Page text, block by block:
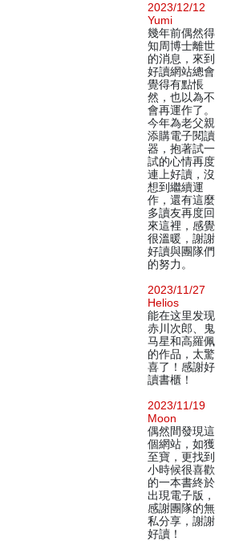
2023/12/12
Yumi
幾年前偶然得
知周博士離世
的消息，來到
好讀網站總會
覺得有點悵
然，也以為不
會再運作了。
今年為老父親
添購電子閱讀
器，抱著試一
試的心情再度
連上好讀，沒
想到繼續運
作，還有這麼
多讀友再度回
來這裡，感覺
很溫暖，謝謝
好讀與團隊們
的努力。
2023/11/27
Helios
能在这里发现
赤川次郎、鬼
马星和高羅佩
的作品，太驚
喜了！感謝好
讀書櫃！
2023/11/19
Moon
偶然間發現這
個網站，如獲
至寶，更找到
小時候很喜歡
的一本書終於
出現電子版，
感謝團隊的無
私分享，謝謝
好讀！